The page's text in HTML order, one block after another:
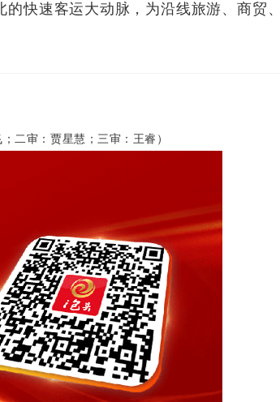
快速客运大动脉，为沿线旅游、商贸、
二审：贾星慧；三审：王睿）